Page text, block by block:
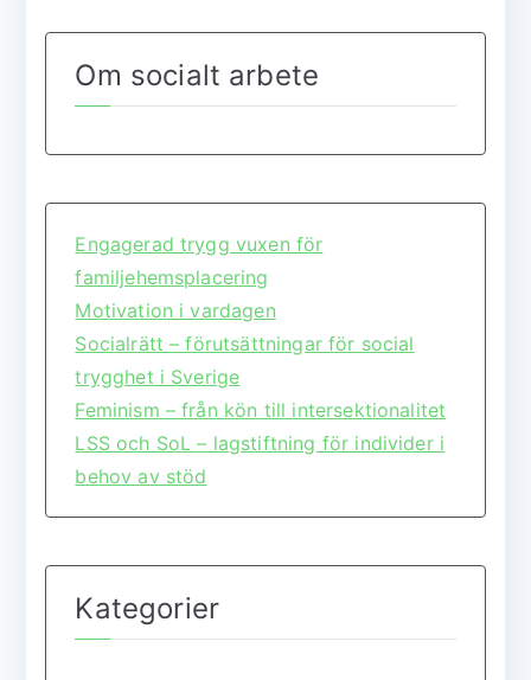
Om socialt arbete
Engagerad trygg vuxen för
familjehemsplacering
Motivation i vardagen
Socialrätt – förutsättningar för social
trygghet i Sverige
Feminism – från kön till intersektionalitet
LSS och SoL – lagstiftning för individer i
behov av stöd
Kategorier